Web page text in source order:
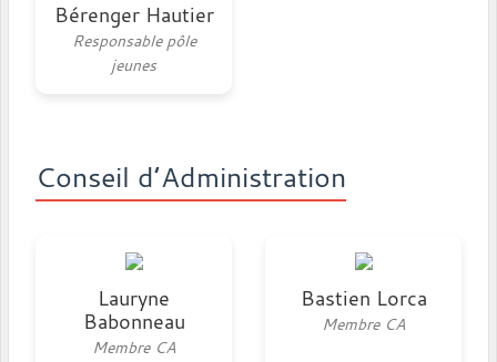
Bérenger Hautier
Responsable pôle
jeunes
Conseil d’Administration
Lauryne
Babonneau
Membre CA
Bastien Lorca
Membre CA